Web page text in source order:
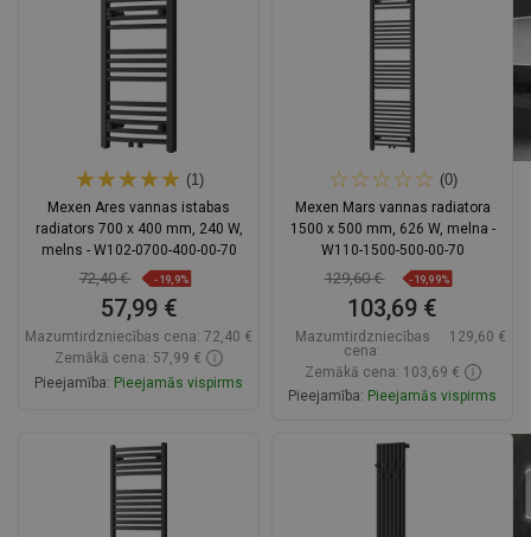
favorite_border Iecienītākie
Salīdzināt
favorite_border
(1)
Mexen Ares vannas istabas
radiators 700 x 400 mm, 240 W,
melns - W102-0700-400-00-70
72,40 € -19,9%
57,99 €
Mazumtirdzniecības cena: 72,40 €
Zemākā cena: 57,99 €
Pieejamība: Pieejamās vispirms
favorite_border
Salīdzināt
(0)
Mexen Mars vannas radiatora
1500 x 500 mm, 626 W, melna -
W110-1500-500-00-70
129,60 € -19,99%
103,69 €
Mazumtirdzniecības
cena:
129,60 €
Zemākā cena: 103,69 €
Pieejamība: Pieejamās vispirms
Ielikt grozā